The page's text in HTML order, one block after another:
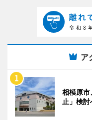
ア
相模原市
止」検